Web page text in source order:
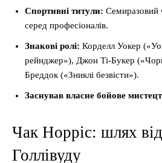
Спортивні титули: Семиразовий
серед професіоналів.
Знакові ролі: Корделл Уокер
рейнджер»), Джон Ті-Букер
Бреддок («Зниклі безвісти»).
Заснував власне бойове
Чак Норріс: шлях
Голлівуду